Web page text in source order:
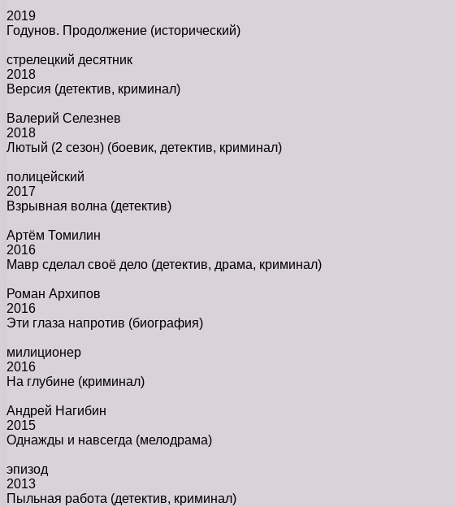
2019
Годунов. Продолжение (исторический)
стрелецкий десятник
2018
Версия (детектив, криминал)
Валерий Селезнев
2018
Лютый (2 сезон) (боевик, детектив, криминал)
полицейский
2017
Взрывная волна (детектив)
Артём Томилин
2016
Мавр сделал своё дело (детектив, драма, криминал)
Роман Архипов
2016
Эти глаза напротив (биография)
милиционер
2016
На глубине (криминал)
Андрей Нагибин
2015
Однажды и навсегда (мелодрама)
эпизод
2013
Пыльная работа (детектив, криминал)